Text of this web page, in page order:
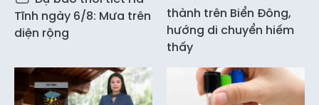
Tĩnh ngày 6/8: Mưa trên
diện rộng
thành trên Biển Đông,
hướng di chuyển hiếm
thấy